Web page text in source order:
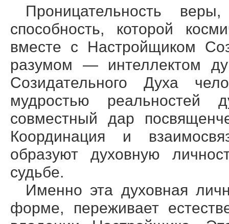
Проницательность
способность, которой
вместе с Настройщиком
разумом — интеллектом
Созидательного Духа
мудростью
совместный дар
Координация и
образуют духовную
судьбе.
Именно эта духовная
форме, переживает